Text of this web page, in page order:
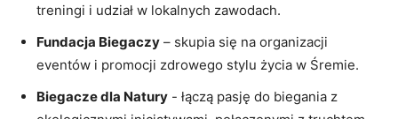
treningi i udział w lokalnych zawodach.
Fundacja ⁣Biegaczy – skupia się na⁢ organizacji
⁢eventów ⁤i promocji ⁣zdrowego ⁤stylu życia w⁢ Śremie.
Biegacze ⁤dla Natury -​ łączą⁤ pasję do biegania z